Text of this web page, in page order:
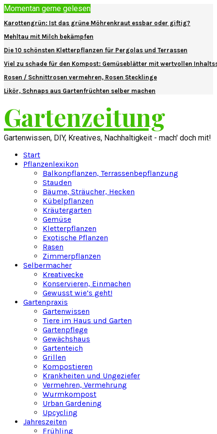
Momentan gerne gelesen
Karottengrün: Ist das grüne Möhrenkraut essbar oder giftig?
Mehltau mit Milch bekämpfen
Die 10 schönsten Kletterpflanzen für Pergolas und Terrassen
Viel zu schade für den Kompost: Gemüseblätter mit wertvollen
Rosen / Schnittrosen vermehren, Rosen Stecklinge
Likör, Schnaps aus Gartenfrüchten selber machen
Gartenzeitung
Gartenwissen, DIY, Kreatives, Nachhaltigkeit - mach' doch mit!
Start
Pflanzenlexikon
Balkonpflanzen, Terrassenbepflanzung
Stauden
Bäume, Sträucher, Hecken
Kübelpflanzen
Kräutergarten
Gemüse
Kletterpflanzen
Exotische Pflanzen
Rasen
Zimmerpflanzen
Selbermacher
Kreativecke
Konservieren, Einmachen
Gewusst wie’s geht!
Gartenpraxis
Gartenwissen
Tiere im Haus und Garten
Gartenpflege
Gewächshaus
Gartenteich
Grillen
Kompostieren
Krankheiten und Ungeziefer
Vermehren, Vermehrung
Wurmkompost
Urban Gardening
Upcycling
Jahreszeiten
Frühling